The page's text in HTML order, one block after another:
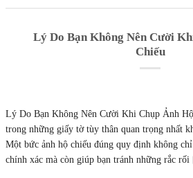
Lý Do Bạn Không Nên Cười
Chiếu
Lý Do Bạn Không Nên Cười Khi Chụp Ảnh
trong những giấy tờ tùy thân quan trọng nhất
Một bức ảnh hộ chiếu đúng quy định không
chính xác mà còn giúp bạn tránh những rắc